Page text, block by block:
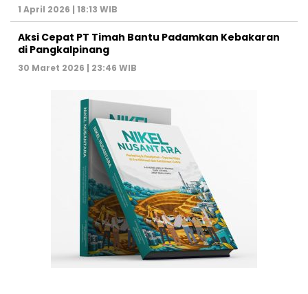
1 April 2026 | 18:13 WIB
Aksi Cepat PT Timah Bantu Padamkan Kebakaran
di Pangkalpinang
30 Maret 2026 | 23:46 WIB